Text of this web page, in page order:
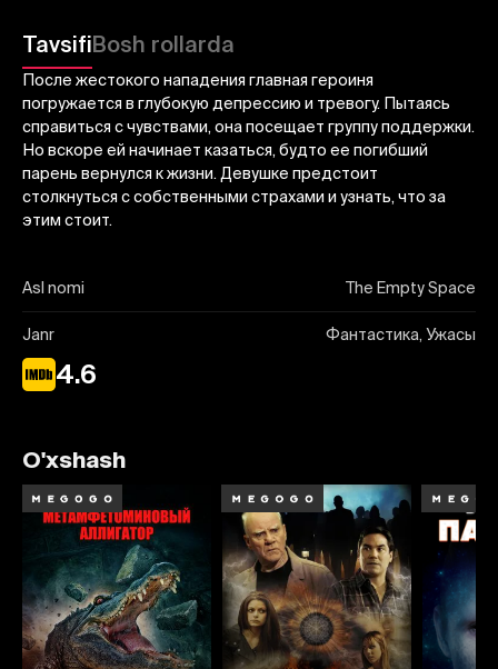
TavsifiBosh rollarda
После жестокого нападения главная героиня
погружается в глубокую депрессию и тревогу. Пытаясь
справиться с чувствами, она посещает группу поддержки.
Но вскоре ей начинает казаться, будто ее погибший
парень вернулся к жизни. Девушке предстоит
столкнуться с собственными страхами и узнать, что за
этим стоит.
Asl nomi The Empty Space
Janr Фантастика, Ужасы
4.6
Yuborish
O'xshash